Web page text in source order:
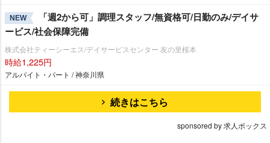
NEW
「週2から可」調理スタッフ/無資格可/日勤のみ/デイサ
ービス/社会保障完備
株式会社ティーシーエス/デイサービスセンター 友の里桜本
時給1,225円
アルバイト・パート / 神奈川県
続きはこちら
sponsored by 求人ボックス